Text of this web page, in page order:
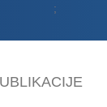
;